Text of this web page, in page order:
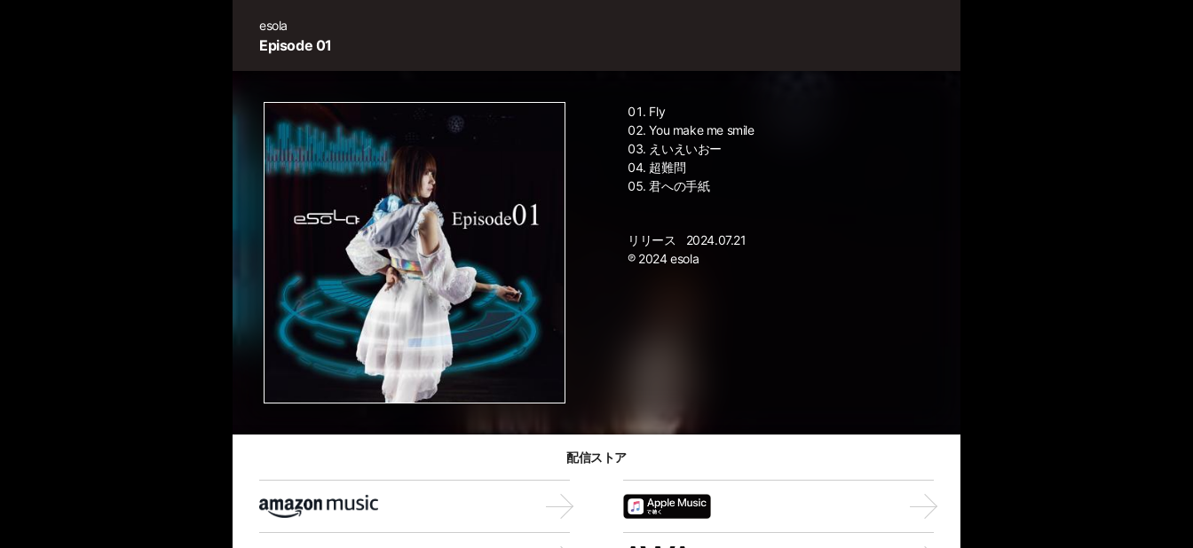
Episode 01
esola
Fly
You make me smile
えいえいおー
超難問
君への手紙
リリース
2024.07.21
℗ 2024 esola
配信ストア